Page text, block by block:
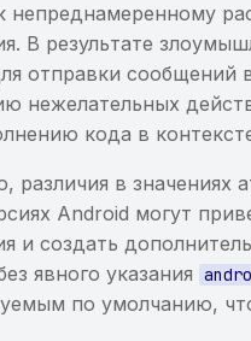
непреднамеренному
В результате
отправки сообщений
нежелательных
кода в
различия в значениях
Android могут
и создать
явного указания
по умолчанию,